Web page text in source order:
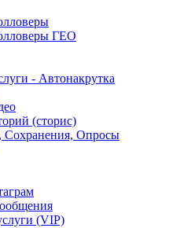
ГЕО
- Автонакрутка
(сторис)
Сохранения, Опросы
(VIP)